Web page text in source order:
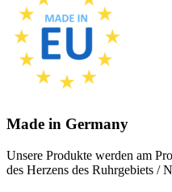
Made in Germany
Unsere Produkte werden am
des Herzens des Ruhrgebiets /